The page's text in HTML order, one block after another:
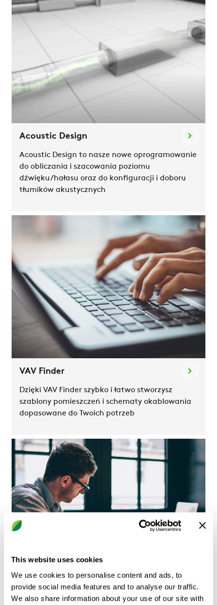
This website uses cookies
We use cookies to personalise content and ads, to
provide social media features and to analyse our traffic.
We also share information about your use of our site with
Acoustic Design
Acoustic Design to nasze nowe oprogramowanie
do obliczania i szacowania poziomu
dźwięku/hałasu oraz do konfiguracji i doboru
tłumików akustycznych
VAV Finder
Dzięki VAV Finder szybko i łatwo stworzysz
szablony pomieszczeń i schematy okablowania
dopasowane do Twoich potrzeb
ProSilencer